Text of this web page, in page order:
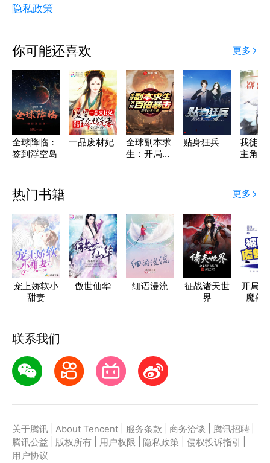
隐私政策
你可能还喜欢 更多
全球降临：
签到浮空岛
一品废材妃
全球副本求
生：开局百
贴身狂兵
我徒弟
主角
热门书籍 更多
宠上娇软小
甜妻
傲世仙华 细语漫流
征战诸天世
界
开局
魔兽
联系我们
关于腾讯 About Tencent 服务条款 商务洽谈 腾讯招聘
腾讯公益
版权所有 用户权限 隐私政策 侵权投诉指引
用户协议